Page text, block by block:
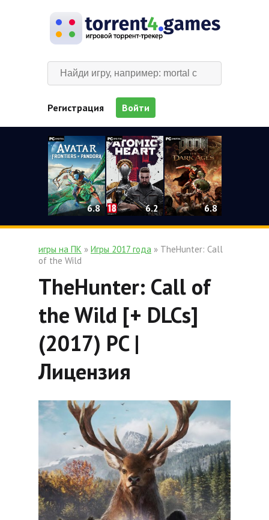
Регистрация Войти
6.8 6.2 6.8
игры на ПК » Игры 2017 года » TheHunter: Call
of the Wild
TheHunter: Call of
the Wild [+ DLCs]
(2017) PC |
Лицензия